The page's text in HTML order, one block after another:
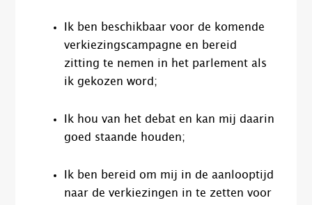
Ik ben beschikbaar voor de komende
verkiezingscampagne en bereid
zitting te nemen in het parlement als
ik gekozen word;
Ik hou van het debat en kan mij daarin
goed staande houden;
Ik ben bereid om mij in de aanlooptijd
naar de verkiezingen in te zetten voor